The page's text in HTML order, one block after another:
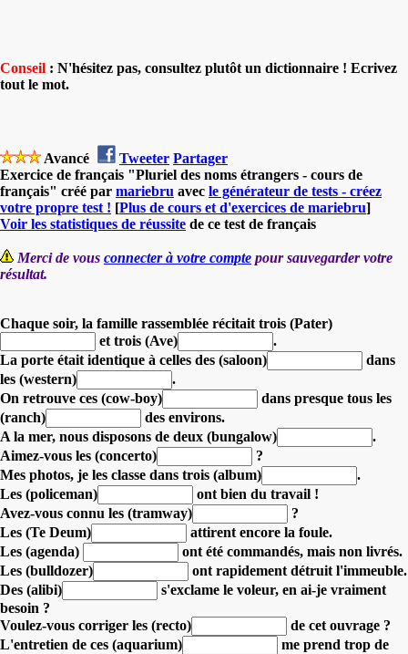
Conseil : N'hésitez pas, consultez plutôt un dictionnaire ! Ecrivez
tout le mot.
Avancé Tweeter Partager
Exercice de français "Pluriel des noms étrangers - cours de
français" créé par mariebru avec le générateur de tests - créez
votre propre test ! [Plus de cours et d'exercices de mariebru]
Voir les statistiques de réussite de ce test de français
Merci de vous connecter à votre compte pour sauvegarder votre
résultat.
Chaque soir, la famille rassemblée récitait trois (Pater)
et trois (Ave)
.
La porte était identique à celles des (saloon)
dans
les (western)
.
On retrouve ces (cow-boy)
dans presque tous les
(ranch)
des environs.
A la mer, nous disposons de deux (bungalow)
.
Aimez-vous les (concerto)
?
Mes photos, je les classe dans trois (album)
.
Les (policeman)
ont bien du travail !
Avez-vous connu les (tramway)
?
Les (Te Deum)
attirent encore la foule.
Les (agenda)
ont été commandés, mais non livrés.
Les (bulldozer)
ont rapidement détruit l'immeuble.
Des (alibi)
s'exclame le voleur, en ai-je vraiment
besoin ?
Voulez-vous corriger les (recto)
de cet ouvrage ?
L'entretien de ces (aquarium)
me prend trop de